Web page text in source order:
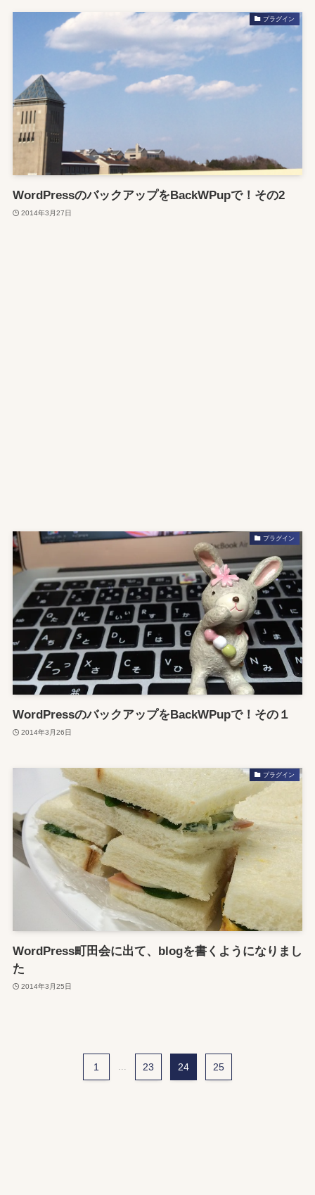
プラグイン
WordPressのバックアップをBackWPupで！その2
2014年3月27日
プラグイン
WordPressのバックアップをBackWPupで！その１
2014年3月26日
プラグイン
WordPress町田会に出て、blogを書くようになりまし
た
2014年3月25日
1 ... 23 24 25